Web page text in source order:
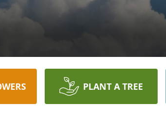
PLANT A TREE